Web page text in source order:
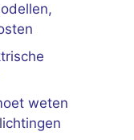
weten